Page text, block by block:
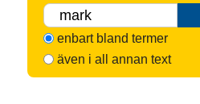
enbart bland termer
även i all annan text